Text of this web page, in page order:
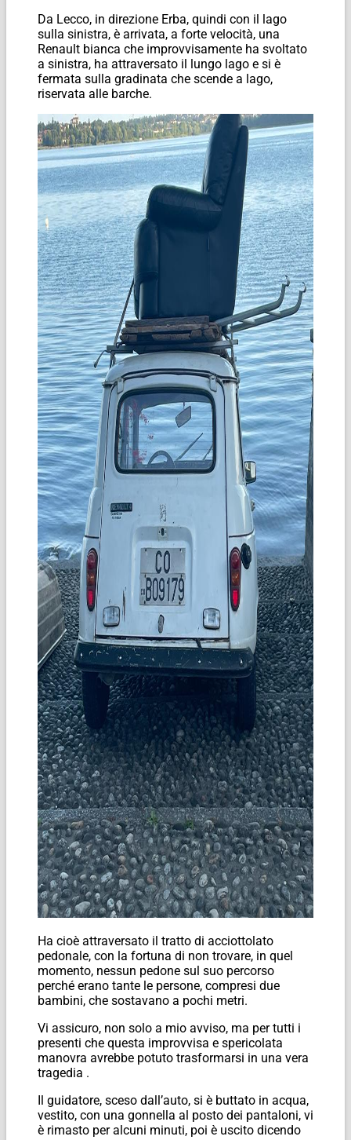
Da Lecco, in direzione Erba, quindi con il lago
sulla sinistra, è arrivata, a forte velocità, una
Renault bianca che improvvisamente ha svoltato
a sinistra, ha attraversato il lungo lago e si è
fermata sulla gradinata che scende a lago,
riservata alle barche.
Ha cioè attraversato il tratto di acciottolato
pedonale, con la fortuna di non trovare, in quel
momento, nessun pedone sul suo percorso
perché erano tante le persone, compresi due
bambini, che sostavano a pochi metri.
Vi assicuro, non solo a mio avviso, ma per tutti i
presenti che questa improvvisa e spericolata
manovra avrebbe potuto trasformarsi in una vera
tragedia .
Il guidatore, sceso dall’auto, si è buttato in acqua,
vestito, con una gonnella al posto dei pantaloni, vi
è rimasto per alcuni minuti, poi è uscito dicendo